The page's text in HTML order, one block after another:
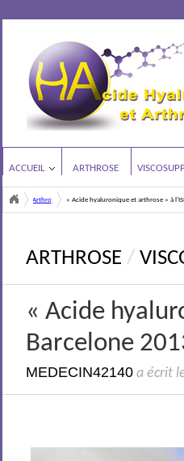
ACCUEIL ARTHROSE
Arthrose « Acide hyaluronique et arthrose » à
ARTHROSE /
« Acide
Barcelone
MEDECIN42140 a écrit